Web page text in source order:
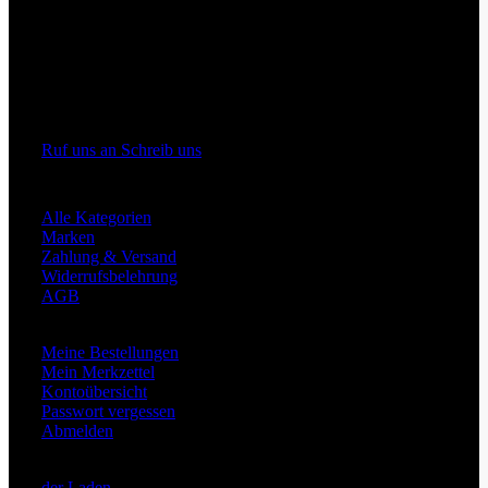
Ruf uns an Schreib uns
Alle Kategorien
Marken
Zahlung & Versand
Widerrufsbelehrung
AGB
Meine Bestellungen
Mein Merkzettel
Kontoübersicht
Passwort vergessen
Abmelden